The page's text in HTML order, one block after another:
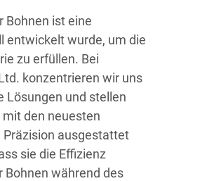
Bohnen ist eine
entwickelt wurde, um die
zu erfüllen. Bei
konzentrieren wir uns
Lösungen und stellen
mit den neuesten
ausgestattet
sie die Effizienz
Bohnen während des